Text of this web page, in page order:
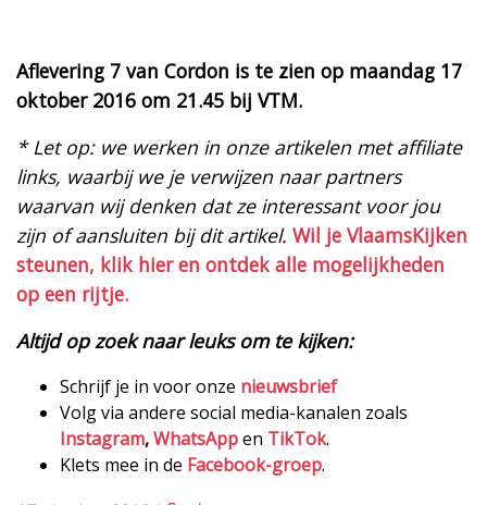
Aflevering 7 van Cordon is te zien op maandag 17
oktober 2016 om 21.45 bij VTM.
* Let op: we werken in onze artikelen met affiliate
links, waarbij we je verwijzen naar partners
waarvan wij denken dat ze interessant voor jou
zijn of aansluiten bij dit artikel. Wil je VlaamsKijken
steunen, klik hier en ontdek alle mogelijkheden
op een rijtje.
Altijd op zoek naar leuks om te kijken:
Schrijf je in voor onze nieuwsbrief
Volg via andere social media-kanalen zoals
Instagram,WhatsAppen TikTok.
Klets mee in de Facebook-groep.